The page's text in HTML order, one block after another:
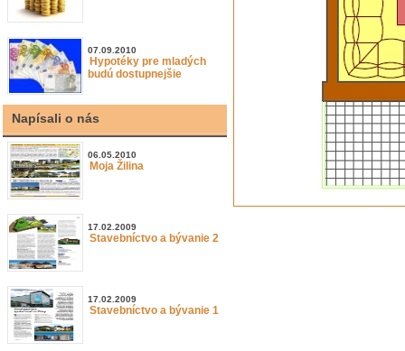
07.09.2010
Hypotéky pre mladých
budú dostupnejšie
Napísali o nás
06.05.2010
Moja Žilina
17.02.2009
Stavebníctvo a bývanie 2
17.02.2009
Stavebníctvo a bývanie 1